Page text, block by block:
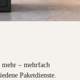
– mehrfach
Paketdienste.